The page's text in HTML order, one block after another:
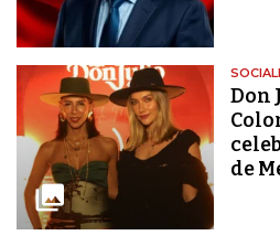
Don
de